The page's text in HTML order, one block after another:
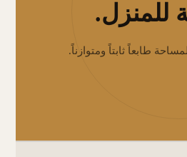
للمنزل.
طابعاً ثابتاً ومتوازناً.